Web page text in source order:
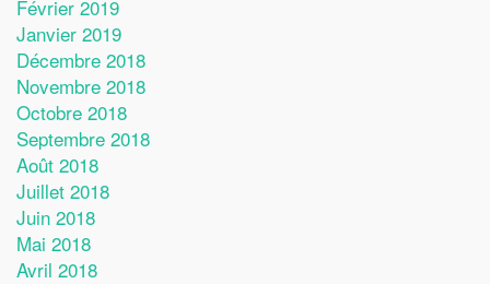
Février 2019
Janvier 2019
Décembre 2018
Novembre 2018
Octobre 2018
Septembre 2018
Août 2018
Juillet 2018
Juin 2018
Mai 2018
Avril 2018